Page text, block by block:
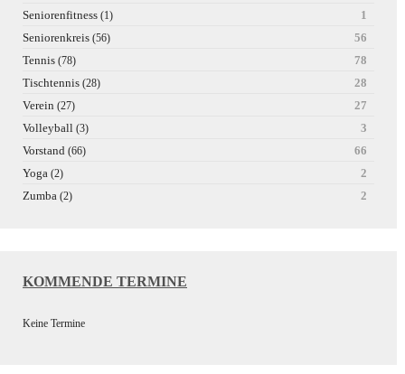
Seniorenfitness (1)
1
Seniorenkreis (56)
56
Tennis (78)
78
Tischtennis (28)
28
Verein (27)
27
Volleyball (3)
3
Vorstand (66)
66
Yoga (2)
2
Zumba (2) 2
KOMMENDE TERMINE
Keine Termine